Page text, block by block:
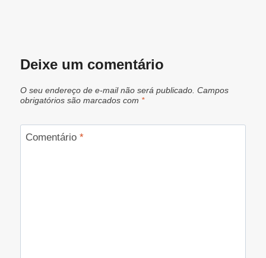
Deixe um comentário
O seu endereço de e-mail não será publicado. Campos
obrigatórios são marcados com *
Comentário *